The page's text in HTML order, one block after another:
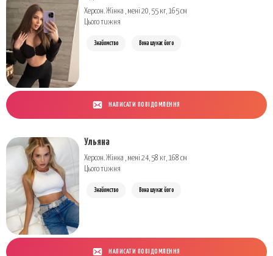
Херсон. Жінка , мені 20, 55 кг, 165 см
Цього тижня
Знайомство Вона шукає його
НАПИСАТИ ПОВІДОМЛЕННЯ
Ульяна
Херсон. Жінка , мені 24, 58 кг, 168 см
Цього тижня
Знайомство Вона шукає його
НАПИСАТИ ПОВІДОМЛЕННЯ